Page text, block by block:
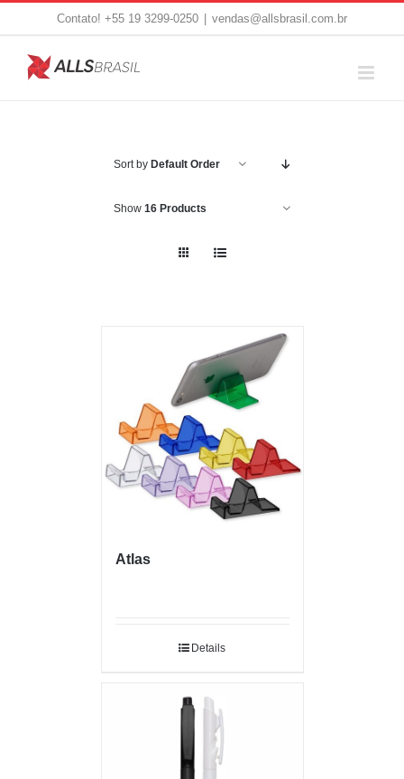
content
Contato! +55 19 3299-0250 vendas@allsbrasil.com.br
Sort by Default Order
Show 16 Products
Atlas
Details